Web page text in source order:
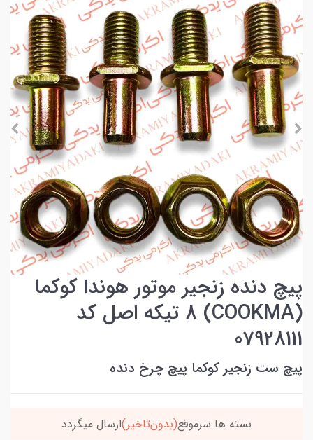
پیچ دنده زنجیر موتور هوندا کوکما
(COOKMA) 8 تیکه اصل کد
07928111
پیچ ست زنجیر کوکما پیچ چرخ دنده
خریدتو به5میلیون برسون،ارسالت‌رایگانه